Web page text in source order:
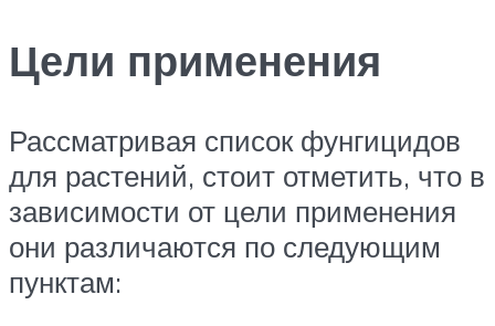
Цели применения
Рассматривая список фунгицидов
для растений, стоит отметить, что в
зависимости от цели применения
они различаются по следующим
пунктам: